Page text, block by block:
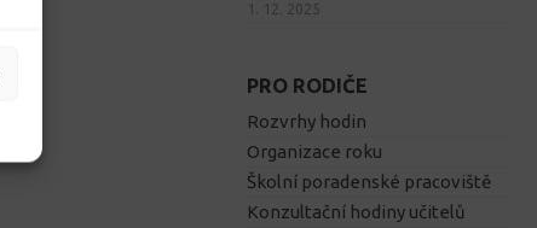
1. 12. 2025
PRO RODIČE
Rozvrhy hodin
Organizace roku
Školní poradenské pracoviště
Konzultační hodiny učitelů